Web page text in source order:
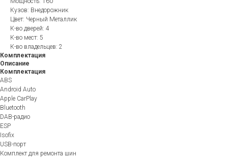
Кузов: Внедорожник
Цвет: Черный Металлик
К-во дверей: 4
К-во мест: 5
К-во владельцев: 2
Комплектация
Описание
Комплектация
ABS
Android Auto
Apple CarPlay
Bluetooth
DAB-радио
ESP
Isofix
USB-порт
Комплект для ремонта шин